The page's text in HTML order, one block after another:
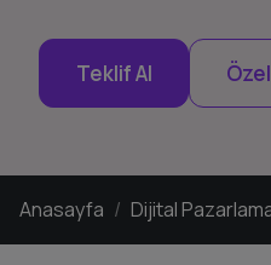
Teklif Al
Anasayfa Dijital